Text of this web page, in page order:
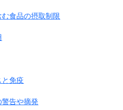
食品の摂取制限
免疫
告や摘発